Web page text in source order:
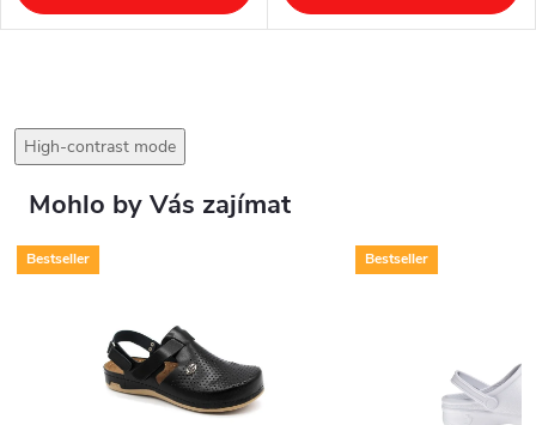
High-contrast mode
Mohlo by Vás zajímat
Bestseller Bestseller